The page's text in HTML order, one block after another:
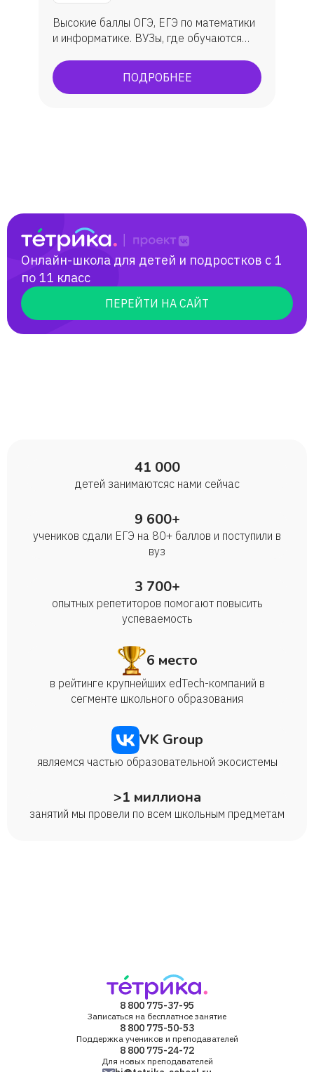
Мария
Вероника
Екатерина
Тигран
Фатима
Данил
Высокие баллы ОГЭ, ЕГЭ по математики
и информатике. ВУЗы, где обучаются
(ИММиКН - мехмат) и др.
ПОДРОБНЕЕ
Онлайн-школа для детей и подростков с 1
по 11 класс
ПЕРЕЙТИ НА САЙТ
41 000
детей занимаются с нами сейчас
9 600+
учеников сдали ЕГЭ на 80+ баллов и поступили в
вуз
3 700+
опытных репетиторов помогают повысить
успеваемость
6 место
в рейтинге крупнейших edTech-компаний в
сегменте школьного образования
VK Group
являемся частью образовательной экосистемы
>1 миллиона
занятий мы провели по всем школьным предметам
8 800 775-37-95
Записаться на бесплатное занятие
8 800 775-50-53
Поддержка учеников и преподавателей
8 800 775-24-72
Для новых преподавателей